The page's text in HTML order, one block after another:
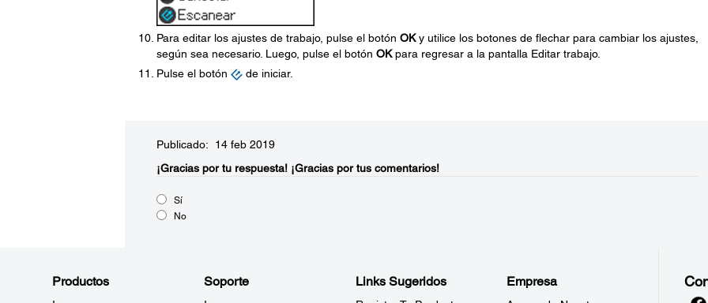
Para editar los ajustes de trabajo, pulse el botón OKy utilice los botones de flechar para cambiar los ajustes,
según sea necesario. Luego, pulse el botón OKpara regresar a la pantalla Editar trabajo.
Pulse el botón
de iniciar.
Publicado: 14 feb 2019
¡Gracias por tu respuesta! ¡Gracias por tus comentarios!
Sí
No
Productos Soporte Links Sugeridos Empresa